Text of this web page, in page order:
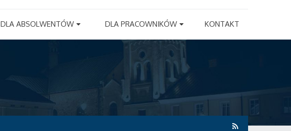
DLA ABSOLWENTÓW DLA PRACOWNIKÓW KONTAKT